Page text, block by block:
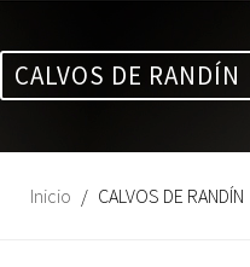
CALVOS DE RANDÍN
Inicio CALVOS DE RANDÍN